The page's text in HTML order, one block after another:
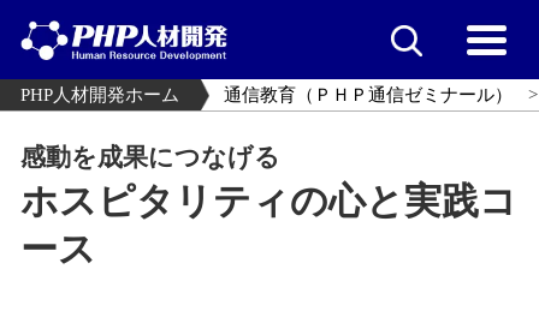
PHP人材開発ホーム 通信教育（ＰＨＰ通信ゼミナール）
感動を成果につなげる
ホスピタリティの心と実践コ
ース